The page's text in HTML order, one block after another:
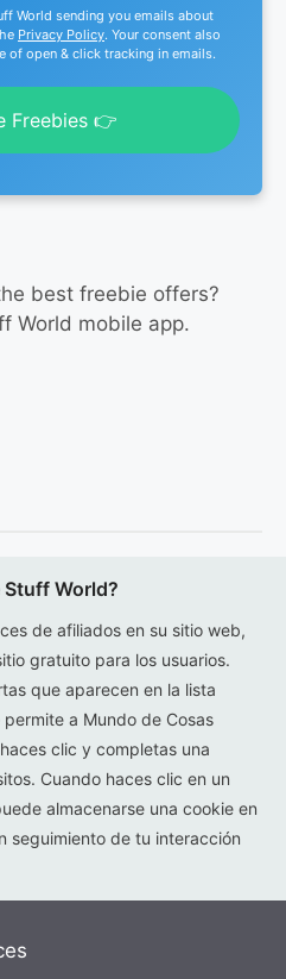
World sending you emails about
Privacy Policy. Your consent also
of open & click tracking in emails.
Freebies 👉
best freebie offers?
World mobile app.
Stuff World?
de afiliados en su sitio web,
gratuito para los usuarios.
que aparecen en la lista
a Mundo de Cosas
clic y completas una
Cuando haces clic en un
almacenarse una cookie en
seguimiento de tu interacción